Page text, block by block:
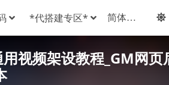
*代搭建专区*
视频架设教程_GM网页